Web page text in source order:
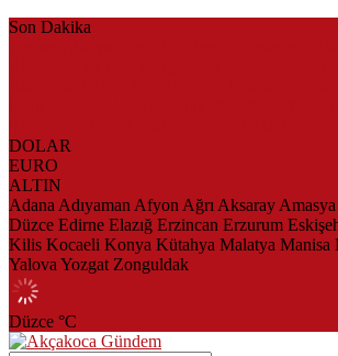
Son Dakika
DOLAR
EURO
ALTIN
Adana Adıyaman Afyon Ağrı Aksaray Amasya
Düzce Edirne Elazığ Erzincan Erzurum
Kilis Kocaeli Konya Kütahya Malatya Manisa
Yalova Yozgat Zonguldak
Düzce °C